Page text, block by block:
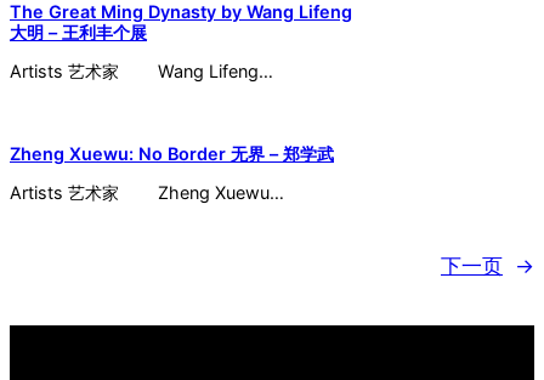
The Great Ming Dynasty by Wang Lifeng
大明 – 王利丰个展
Artists 艺术家 Wang Lifeng…
Zheng Xuewu: No Border 无界 – 郑学武
Artists 艺术家 Zheng Xuewu…
下一页 →